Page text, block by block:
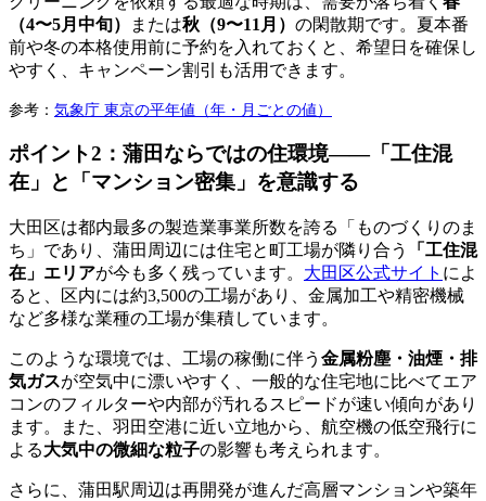
（4〜5月中旬）
または秋（9〜11月） の閑散期です。夏本番
前や冬の本格使用前に予約を入れておくと、希望日を確保し
やすく、キャンペーン割引も活用できます。
参考： 気象庁 東京の平年値（年・月ごとの値）
ポイント2：蒲田ならではの住環境——「工住混
在」と「マンション密集」を意識する
大田区は都内最多の製造業事業所数を誇る「ものづくりのま
ち」であり、蒲田周辺には住宅と町工場が隣り合う
「工住混
在」エリアが今も多く残っています。 大田区公式サイト によ
ると、区内には約3,500の工場があり、金属加工や精密機械
など多様な業種の工場が集積しています。
このような環境では、工場の稼働に伴う 金属粉塵・油煙・排
気ガスが空気中に漂いやすく、一般的な住宅地に比べてエア
コンのフィルターや内部が汚れるスピードが速い傾向があり
ます。また、羽田空港に近い立地から、航空機の低空飛行に
よる大気中の微細な粒子の影響も考えられます。
さらに、蒲田駅周辺は再開発が進んだ高層マンションや築年